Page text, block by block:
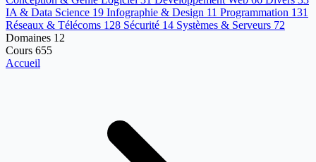
IA & Data Science 19 Infographie & Design 11 Programmation 131
Réseaux & Télécoms 128 Sécurité 14 Systèmes & Serveurs 72
Domaines 12
Cours 655
Accueil